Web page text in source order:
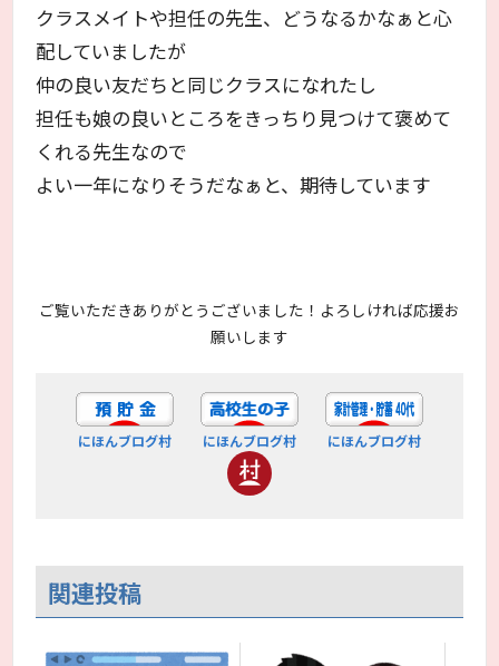
クラスメイトや担任の先生、どうなるかなぁと心
配していましたが
仲の良い友だちと同じクラスになれたし
担任も娘の良いところをきっちり見つけて褒めて
くれる先生なので
よい一年になりそうだなぁと、期待しています
ご覧いただきありがとうございました！よろしければ応援お
願いします
にほんブログ村 にほんブログ村 にほんブログ村
関連投稿